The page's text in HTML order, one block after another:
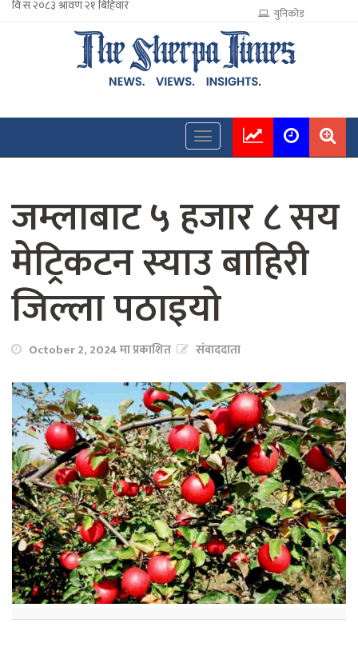
युनिकोड
जम्लाबाट ५ हजार ८ सय
मेट्रिकटन स्याउ बाहिरी
जिल्ला पठाइयो
October 2, 2024 मा प्रकाशित संवाददाता